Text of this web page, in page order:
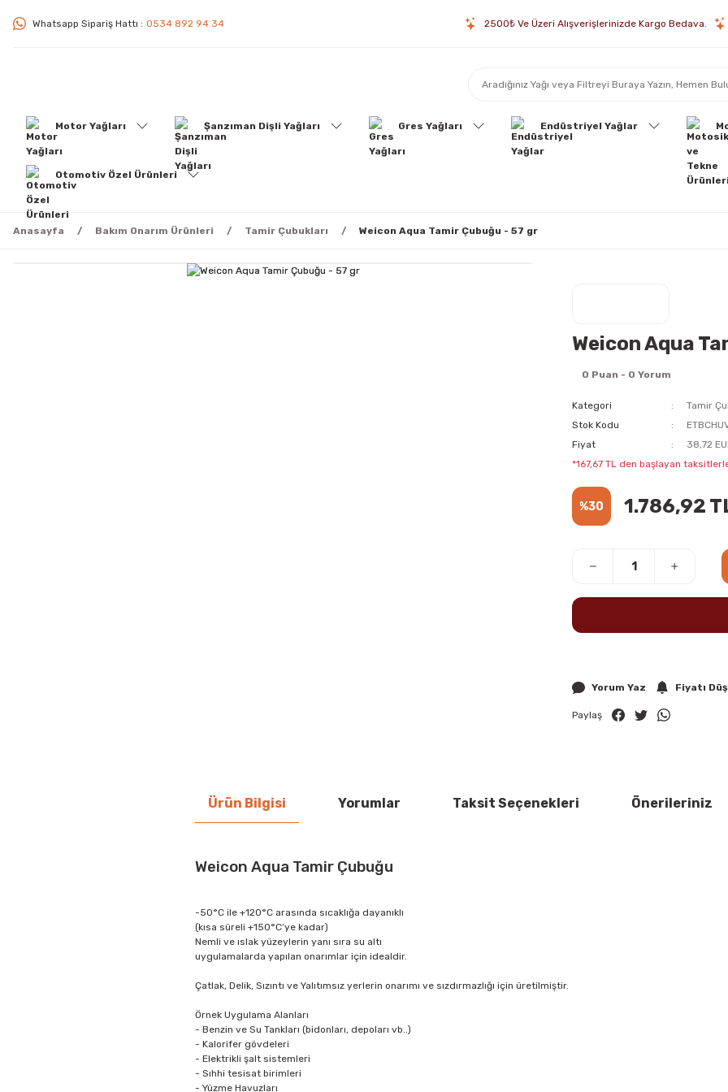
Whatsapp Sipariş Hattı : 0534 892 94 34 2500₺ Ve Üzeri Alışverişlerinizde Kargo Bedava.
Motor Yağları Şanzıman Dişli Yağları Gres Yağları Endüstriyel Yağlar
Otomotiv Özel Ürünleri
Anasayfa Bakım Onarım Ürünleri Tamir Çubukları Weicon Aqua Tamir Çubuğu - 57 gr
Weicon Aqua
0 Puan - 0 Yorum
Kategori
Tamir
Stok Kodu
Fiyat
38,72
*167,67 TL den başlayan
%30 1.786,92
Yorum Yaz Fiyatı
Paylaş
Ürün Bilgisi Yorumlar Taksit Seçenekleri Önerileriniz
Weicon Aqua Tamir Çubuğu
-50°C ile +120°C arasında sıcaklığa dayanıklı
(kısa süreli +150°C‘ye kadar)
Nemli ve ıslak yüzeylerin yanı sıra su altı
uygulamalarda yapılan onarımlar için idealdir.
Çatlak, Delik, Sızıntı ve Yalıtımsız yerlerin onarımı ve sızdırmazlığı için üretilmiştir.
Örnek Uygulama Alanları
- Benzin ve Su Tankları (bidonları, depoları vb..)
- Kalorifer gövdeleri
- Elektrikli şalt sistemleri
- Sıhhi tesisat birimleri
- Yüzme Havuzları